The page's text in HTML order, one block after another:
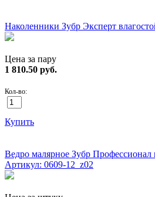
Наколенники Зубр Эксперт
Цена за пару
1 810.50 руб.
Кол-во:
Купить
Ведро малярное Зубр Профессионал
Артикул: 0609-12_z02